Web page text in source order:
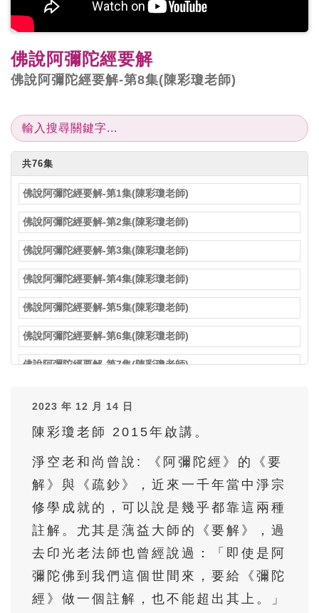
佛說阿彌陀經要解
佛說阿彌陀經要解-第8集(陳彩瓊老師)
共76集
佛說阿彌陀經要解-第1集(陳彩瓊老師)
佛說阿彌陀經要解-第2集(陳彩瓊老師)
佛說阿彌陀經要解-第3集(陳彩瓊老師)
佛說阿彌陀經要解-第4集(陳彩瓊老師)
佛說阿彌陀經要解-第5集(陳彩瓊老師)
佛說阿彌陀經要解-第6集(陳彩瓊老師)
佛說阿彌陀經要解-第7集(陳彩瓊老師)
佛說阿彌陀經要解-第11集(陳彩瓊老師)
佛說阿彌陀經要解-第12集(陳彩瓊老師)
佛說阿彌陀經要解-第13集(陳彩瓊老師)
佛說阿彌陀經要解-第15集(陳彩瓊老師)
2023 年 12 月 14 日
陳彩瓊老師 2015年啟講。
淨空老和尚曾說: 《阿彌陀經》的《要
解》與《疏鈔》，近來一千年當中淨宗
修學成就的，可以說是幾乎都靠這兩種
註解。尤其是蕅益大師的《要解》，過
去印光老法師也曾經說過：「即使是阿
彌陀佛到我們這個世間來，要給《彌陀
經》做一個註解，也不能超出其上。」